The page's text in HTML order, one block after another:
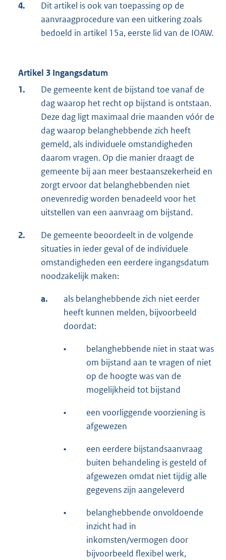
4.
Dit artikel is ook van toepassing op de
aanvraagprocedure van een uitkering zoals
bedoeld in artikel 15a, eerste lid van de IOAW.
Artikel 3 Ingangsdatum
1.
De gemeente kent de bijstand toe vanaf de
dag waarop het recht op bijstand is ontstaan.
Deze dag ligt maximaal drie maanden vóór de
dag waarop belanghebbende zich heeft
gemeld, als individuele omstandigheden
daarom vragen. Op die manier draagt de
gemeente bij aan meer bestaanszekerheid en
zorgt ervoor dat belanghebbenden niet
onevenredig worden benadeeld voor het
uitstellen van een aanvraag om bijstand.
2.
De gemeente beoordeelt in de volgende
situaties in ieder geval of de individuele
omstandigheden een eerdere ingangsdatum
noodzakelijk maken:
a.
als belanghebbende zich niet eerder
heeft kunnen melden, bijvoorbeeld
doordat:
•
belanghebbende niet in staat was
om bijstand aan te vragen of niet
op de hoogte was van de
mogelijkheid tot bijstand
•
een voorliggende voorziening is
afgewezen
•
een eerdere bijstandsaanvraag
buiten behandeling is gesteld of
afgewezen omdat niet tijdig alle
gegevens zijn aangeleverd
•
belanghebbende onvoldoende
inzicht had in
inkomsten/vermogen door
bijvoorbeeld flexibel werk,